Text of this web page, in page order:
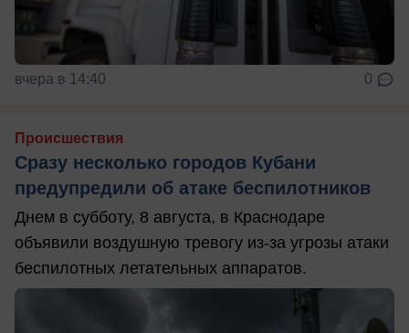
вчера в 14:40 0
Происшествия
Сразу несколько городов Кубани
предупредили об атаке беспилотников
Днем в субботу, 8 августа, в Краснодаре
объявили воздушную тревогу из-за угрозы атаки
беспилотных летательных аппаратов.